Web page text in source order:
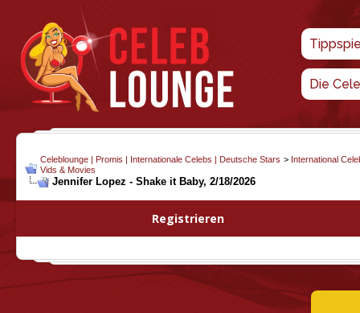
Die
Celeblounge | Promis | Internationale Celebs | Deutsche Stars > International
Vids & Movies
Jennifer Lopez - Shake it Baby, 2/18/2026
Registrieren